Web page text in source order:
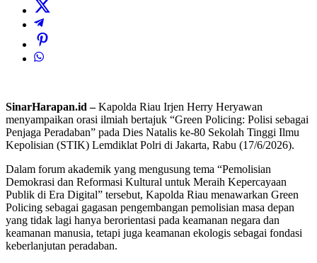
SinarHarapan.id –Kapolda Riau Irjen Herry Heryawan
menyampaikan orasi ilmiah bertajuk “Green Policing: Polisi sebagai
Penjaga Peradaban” pada Dies Natalis ke-80 Sekolah Tinggi Ilmu
Kepolisian (STIK) Lemdiklat Polri di Jakarta, Rabu (17/6/2026).
Dalam forum akademik yang mengusung tema “Pemolisian
Demokrasi dan Reformasi Kultural untuk Meraih Kepercayaan
Publik di Era Digital” tersebut, Kapolda Riau menawarkan Green
Policing sebagai gagasan pengembangan pemolisian masa depan
yang tidak lagi hanya berorientasi pada keamanan negara dan
keamanan manusia, tetapi juga keamanan ekologis sebagai fondasi
keberlanjutan peradaban.